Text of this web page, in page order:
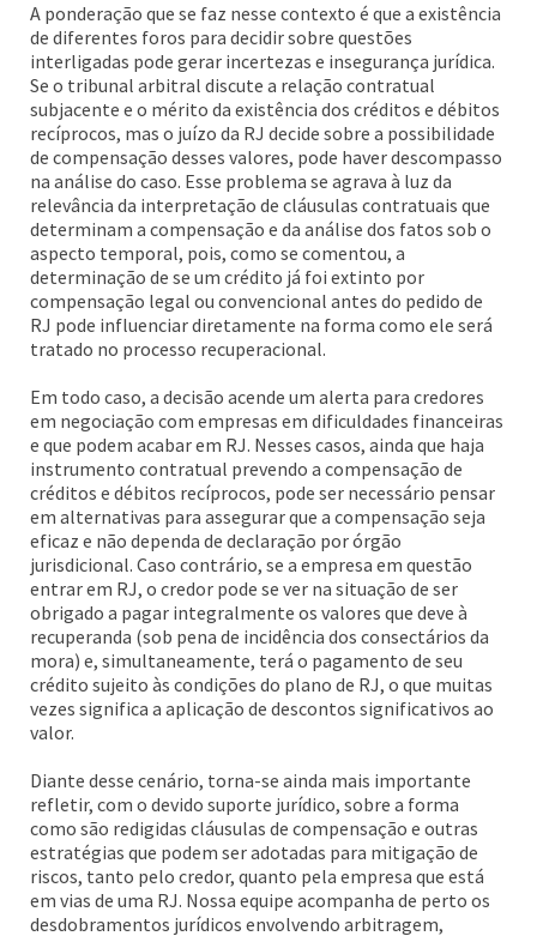
A ponderação que se faz nesse contexto é que a existência
de diferentes foros para decidir sobre questões
interligadas pode gerar incertezas e insegurança jurídica.
Se o tribunal arbitral discute a relação contratual
subjacente e o mérito da existência dos créditos e débitos
recíprocos, mas o juízo da RJ decide sobre a possibilidade
de compensação desses valores, pode haver descompasso
na análise do caso. Esse problema se agrava à luz da
relevância da interpretação de cláusulas contratuais que
determinam a compensação e da análise dos fatos sob o
aspecto temporal, pois, como se comentou, a
determinação de se um crédito já foi extinto por
compensação legal ou convencional antes do pedido de
RJ pode influenciar diretamente na forma como ele será
tratado no processo recuperacional.
Em todo caso, a decisão acende um alerta para credores
em negociação com empresas em dificuldades financeiras
e que podem acabar em RJ. Nesses casos, ainda que haja
instrumento contratual prevendo a compensação de
créditos e débitos recíprocos, pode ser necessário pensar
em alternativas para assegurar que a compensação seja
eficaz e não dependa de declaração por órgão
jurisdicional. Caso contrário, se a empresa em questão
entrar em RJ, o credor pode se ver na situação de ser
obrigado a pagar integralmente os valores que deve à
recuperanda (sob pena de incidência dos consectários da
mora) e, simultaneamente, terá o pagamento de seu
crédito sujeito às condições do plano de RJ, o que muitas
vezes significa a aplicação de descontos significativos ao
valor.
Diante desse cenário, torna-se ainda mais importante
refletir, com o devido suporte jurídico, sobre a forma
como são redigidas cláusulas de compensação e outras
estratégias que podem ser adotadas para mitigação de
riscos, tanto pelo credor, quanto pela empresa que está
em vias de uma RJ. Nossa equipe acompanha de perto os
desdobramentos jurídicos envolvendo arbitragem,